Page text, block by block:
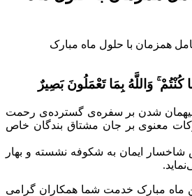
وَاللَّهُ بِمَا تَعْمَلُونَ بَصِيرٌ
شدن بر سفره‌ی گسترده‌ی رحمت
معنوی بر جان مشتاق بندگان خاص
ایمان به شکوفه نشسته و بهار
ماه مبارک خدمت شما همکاران گرامی